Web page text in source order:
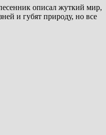
описал жуткий мир,
и губят природу, но все